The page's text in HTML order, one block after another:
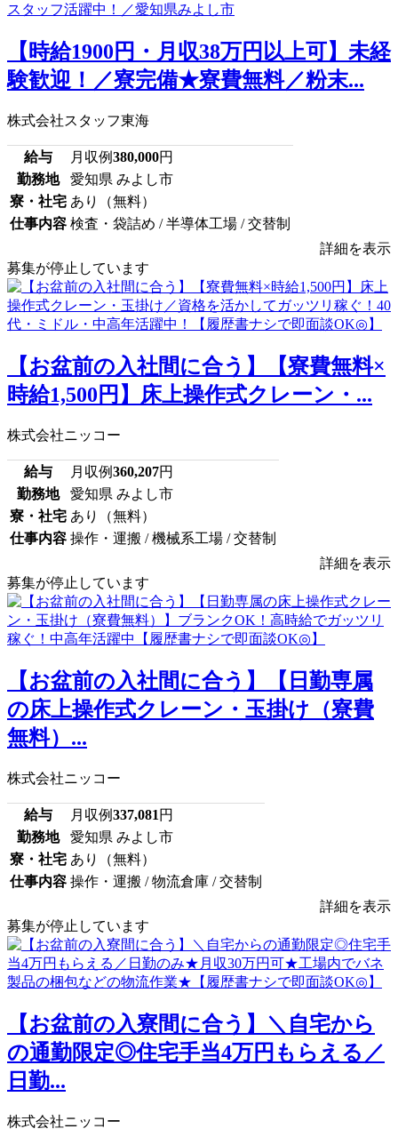
【時給1900円・月収38万円以上可】未経
験歓迎！／寮完備★寮費無料／粉末...
株式会社スタッフ東海
給与 月収例380,000円
勤務地
愛知県 みよし市
寮・社宅 あり（無料）
仕事内容 検査・袋詰め / 半導体工場 / 交替制
詳細を表示
募集が停止しています
【お盆前の入社間に合う】【寮費無料×
時給1,500円】床上操作式クレーン・...
株式会社ニッコー
給与 月収例360,207円
勤務地
愛知県 みよし市
寮・社宅 あり（無料）
仕事内容 操作・運搬 / 機械系工場 / 交替制
詳細を表示
募集が停止しています
【お盆前の入社間に合う】【日勤専属
の床上操作式クレーン・玉掛け（寮費
無料）...
株式会社ニッコー
給与 月収例337,081 円
勤務地
愛知県 みよし市
寮・社宅 あり（無料）
仕事内容 操作・運搬 / 物流倉庫 / 交替制
詳細を表示
募集が停止しています
【お盆前の入寮間に合う】＼自宅から
の通勤限定◎住宅手当4万円もらえる／
日勤...
株式会社ニッコー